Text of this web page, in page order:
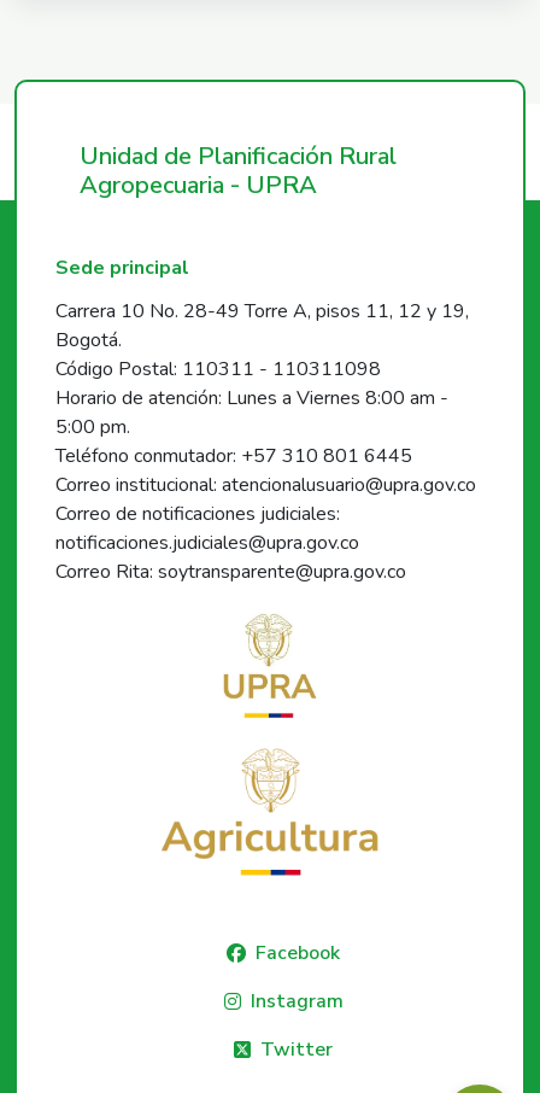
Unidad de Planificación Rural
Agropecuaria - UPRA
Sede principal
Carrera 10 No. 28-49 Torre A, pisos 11, 12 y 19,
Bogotá.
Código Postal: 110311 - 110311098
Horario de atención: Lunes a Viernes 8:00 am -
5:00 pm.
Teléfono conmutador: +57 310 801 6445
Correo institucional: atencionalusuario@upra.gov.co
Correo de notificaciones judiciales:
notificaciones.judiciales@upra.gov.co
Correo Rita: soytransparente@upra.gov.co
Facebook
Instagram
Twitter